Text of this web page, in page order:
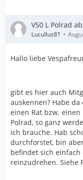
V50 L Polrad
Lucullus81
Hallo liebe
gibt es hier auch
auskennen? Habe
einen Rat bzw.
Polrad, so ganz
ich brauche. Hab
durchforstet, bin
befindet sich
reinzudrehen. Siehe